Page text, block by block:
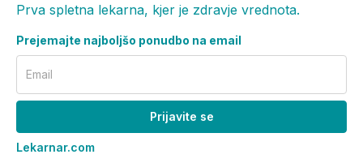
Prva spletna lekarna, kjer je zdravje vrednota.
Prejemajte najboljšo ponudbo na email
Email
Prijavite se
Lekarnar.com